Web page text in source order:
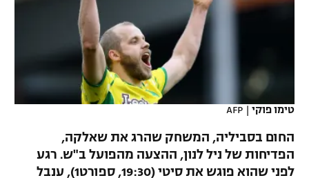
רץ ברשת
תוצאות
מכבי תל אביב
הפועל תל אביב
ליגה צרפתית
ליגה הולנדית
ליגה טורקית
כדורסל נשים
הפועל חולון
הפועל ירושלים
דני אבדיה
כדוריד
כדורעף
שחייה
ג'ודו
טימו פוקי |
AFP
החום בסביליה, המשחק שהרג את שאלקה,
הפדיחות של ניל לנון, ההצעה מהפועל ב"ש. רגע
לפני שהוא פוגש את סיטי (19:30, ספורט1), ענבל